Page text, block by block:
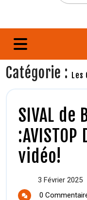
Catégorie :
SIVAL de
vidéo!
3 Février 2025
0